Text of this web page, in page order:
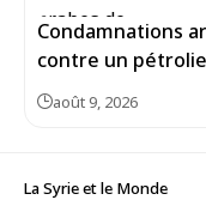
Condamnations
contre un
août 9, 2026
La Syrie et le Monde